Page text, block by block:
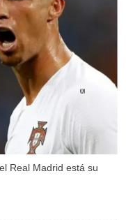
Real Madrid está su
X